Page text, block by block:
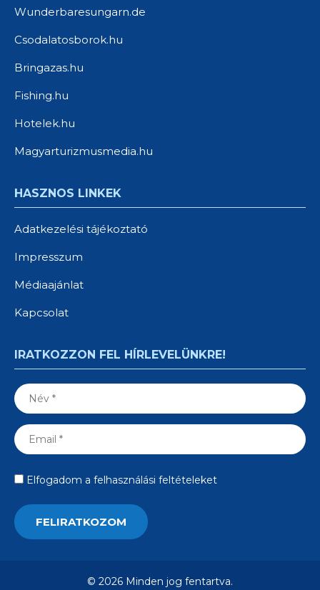
Wunderbaresungarn.de
Csodalatosborok.hu
Bringazas.hu
Fishing.hu
Hotelek.hu
Magyarturizmusmedia.hu
HASZNOS LINKEK
Adatkezelési tájékoztató
Impresszum
Médiaajánlat
Kapcsolat
IRATKOZZON FEL HÍRLEVELÜNKRE!
Elfogadom a felhasználási feltételeket
© 2026 Minden jog fentartva.